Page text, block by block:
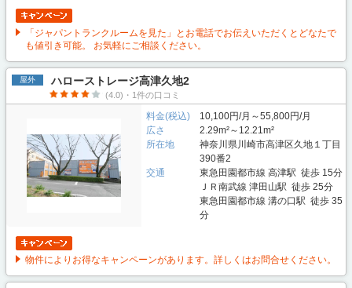
「ジャパントランクルームを見た」とお電話でお伝えいただくとどなたで
も値引き可能。 お気軽にご相談ください。
屋外 ハローストレージ高津久地2
(4.0)・1件の口コミ
料金(税込)
10,100円/月～55,800円/月
広さ
2.29m²～12.21m²
所在地
神奈川県川崎市高津区久地１丁目
390番2
交通
東急田園都市線 高津駅 徒歩 15分
ＪＲ南武線 津田山駅 徒歩 25分
東急田園都市線 溝の口駅 徒歩 35
分
物件によりお得なキャンペーンがあります。詳しくはお問合せください。